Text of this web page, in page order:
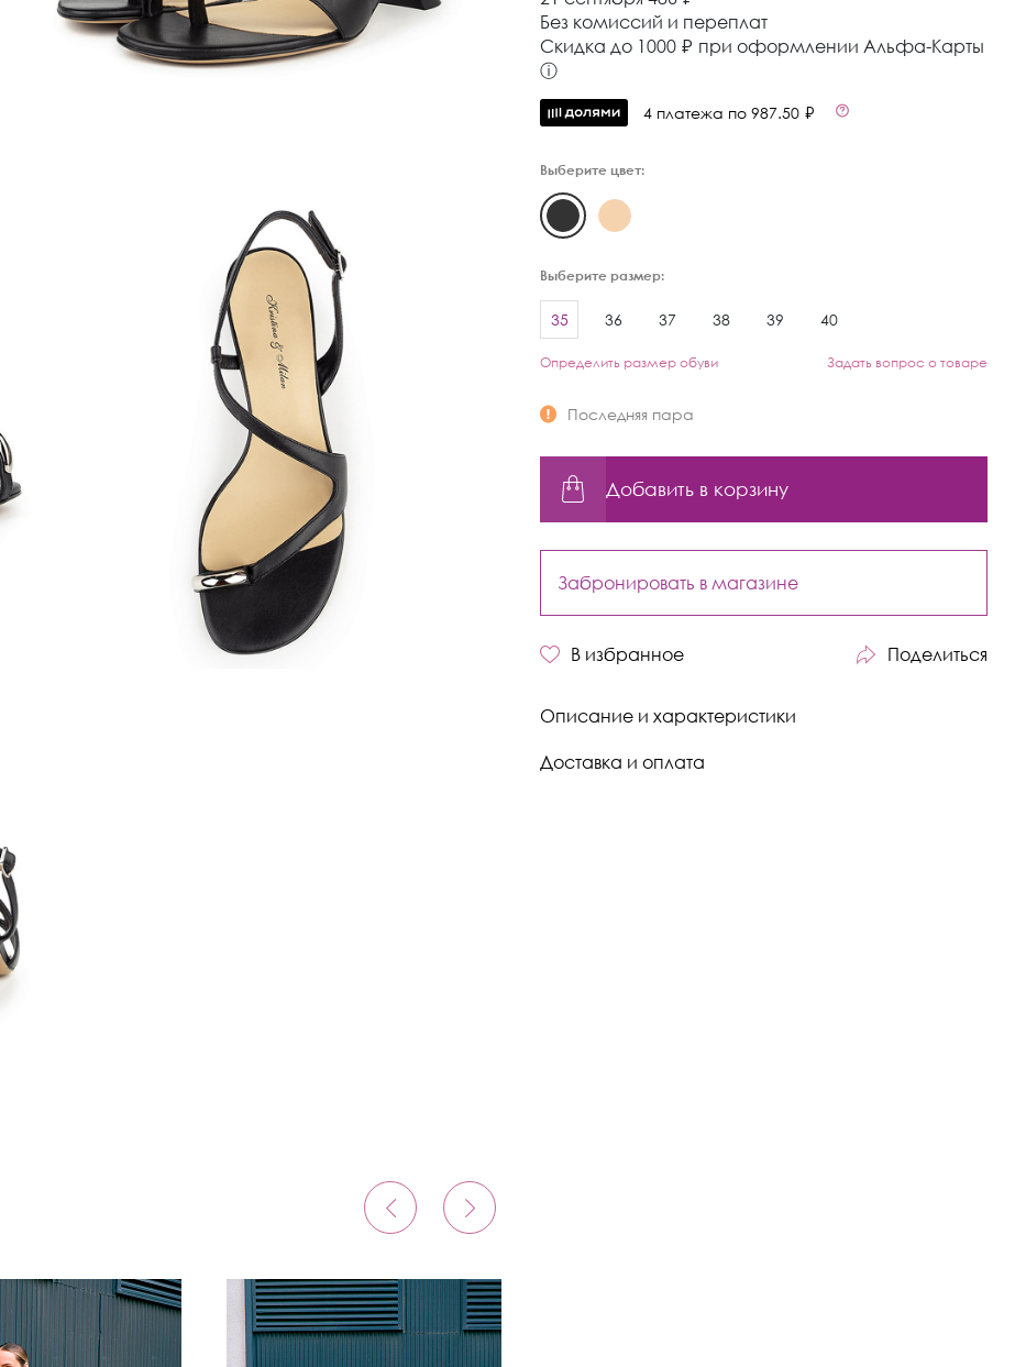
Кроссовки
Без комиссий и переплат
Cкидка до 1000 ₽ при оформлении Альфа-Карты
ⓘ
4 платежа по 987.50 ₽
Выберите цвет:
Выберите размер:
35 36 37 38 39 40
Определить размер обуви Задать вопрос о товаре
Последняя пара
Добавить в корзину
Забронировать в магазине
В избранное Поделиться
Описание и характеристики
Доставка и оплата